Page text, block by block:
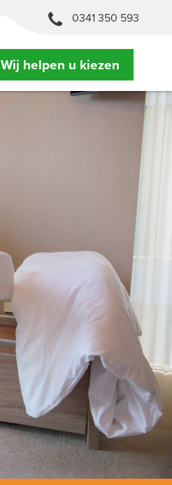
0341 350 593
Wij helpen u kiezen